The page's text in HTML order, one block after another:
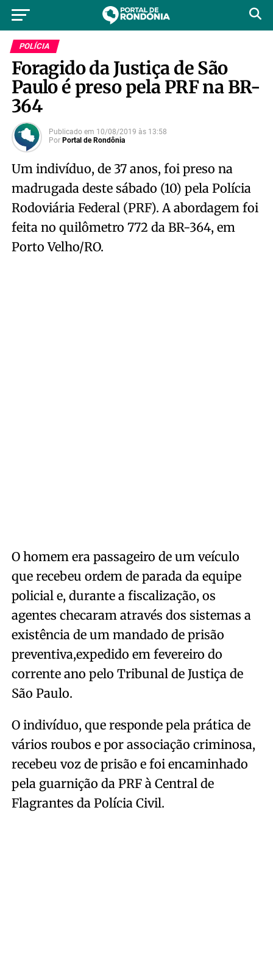
POLÍCIA
Foragido da Justiça de São
Paulo é preso pela PRF na BR-
364
Publicado em 10/08/2019 às 13:58
Por Portal de Rondônia
Um indivíduo, de 37 anos, foi preso na
madrugada deste sábado (10) pela Polícia
Rodoviária Federal (PRF). A abordagem foi
feita no quilômetro 772 da BR-364, em
Porto Velho/RO.
O homem era passageiro de um veículo
que recebeu ordem de parada da equipe
policial e, durante a fiscalização, os
agentes checaram através dos sistemas a
existência de um mandado de prisão
preventiva,expedido em fevereiro do
corrente ano pelo Tribunal de Justiça de
São Paulo.
O indivíduo, que responde pela prática de
vários roubos e por associação criminosa,
recebeu voz de prisão e foi encaminhado
pela guarnição da PRF à Central de
Flagrantes da Polícia Civil.